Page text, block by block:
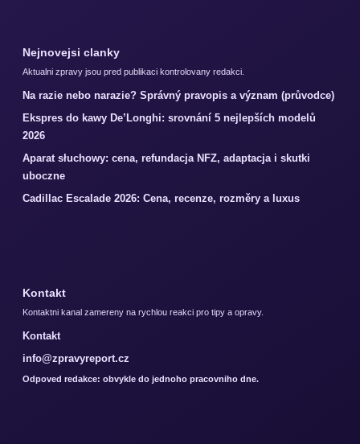
Nejnovejsi clanky
Aktualni zpravy jsou pred publikaci kontrolovany redakci.
Na razie nebo narazie? Správný pravopis a význam (průvodce)
Ekspres do kawy De’Longhi: srovnání 5 nejlepších modelů
2026
Aparat słuchowy: cena, refundacja NFZ, adaptacja i skutki
uboczne
Cadillac Escalade 2026: Cena, recenze, rozměry a luxus
Kontakt
Kontaktni kanal zamereny na rychlou reakci pro tipy a opravy.
Kontakt
info@zpravyreport.cz
Odpoved redakce: obvykle do jednoho pracovniho dne.